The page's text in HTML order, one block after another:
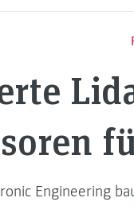
Engineering